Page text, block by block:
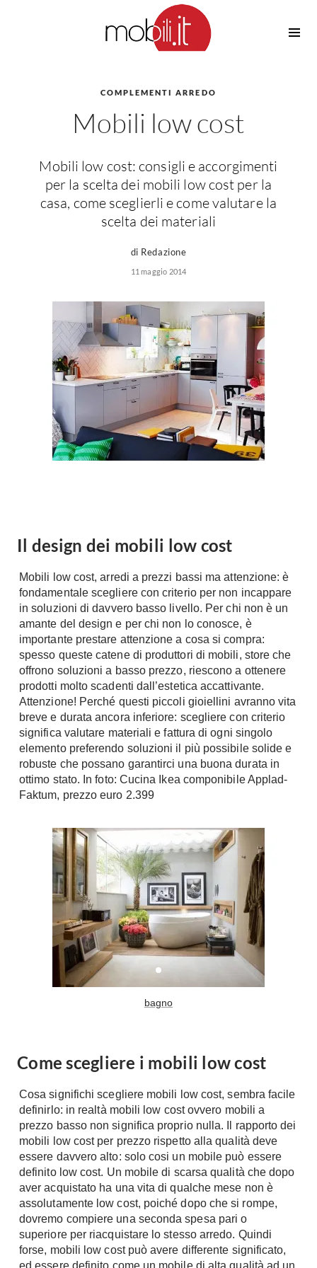
Cucine Design
Cucine Moderne
Cucine Country
Cucine Monoblocco
Consigli Cucine
Attrezzature Interne
Piani cottura
Forni
Cappe
Lavastoviglie
Lavatrici
Asciugatrici
Piccoli
Elettrodomestici
Mobili Soggiorno
Librerie
Vetrine
Pareti Attrezzate
Porta Tv
Contatti
Divani
Divani moderni
Divani classici
Poltrone
Divanoletto
Chaise Longue
Divani Angolo
Divani in Pelle
Complementi
Tavoli
Sedie
Complementi arredo
Notte
Camere Matrimoniali
Letti
Comodino
Camere Classiche
Lenzuola
Piumini
Letti Contenitore
Letti a Scomparsa
Piscine
Irrigazione
Casette in Legno
Ombrelloni
Pergole
Giardinaggio
Lampadari
Applique
Plafoniere
Riscaldamento
Caminetti
Stufe
Stube
Climatizzatori
Climatizzatore
Deumidificatori
Chiller
Pompe di calore
Ecologia
Geotermia
Case in Legno
Case Prefabbricate
Fotovoltaico
Energie Rinnovabili
Bioedilizia
Teleriscaldamento
Cura della casa
Pulizia
Detergenti
Aspirapolvere
Ristrutturazione
Norme
Il Verde
Restauri
Impianti
Hi-Fi
Televisori
Hi-Fi
Home-Theatre
COMPLEMENTI ARREDO
Mobili low cost
Mobili low cost: consigli e accorgimenti
per la scelta dei mobili low cost per la
casa, come sceglierli e come valutare la
scelta dei materiali
di Redazione
11 maggio 2014
Il design dei mobili low cost
Mobili low cost, arredi a prezzi bassi ma attenzione: è
fondamentale scegliere con criterio per non incappare
in soluzioni di davvero basso livello. Per chi non è un
amante del design e per chi non lo conosce, è
importante prestare attenzione a cosa si compra:
spesso queste catene di produttori di mobili, store che
offrono soluzioni a basso prezzo, riescono a ottenere
prodotti molto scadenti dall’estetica accattivante.
Attenzione! Perché questi piccoli gioiellini avranno vita
breve e durata ancora inferiore: scegliere con criterio
significa valutare materiali e fattura di ogni singolo
elemento preferendo soluzioni il più possibile solide e
robuste che possano garantirci una buona durata in
ottimo stato. In foto: Cucina Ikea componibile Applad-
Faktum, prezzo euro 2.399
bagno
Come scegliere i mobili low cost
Cosa significhi scegliere mobili low cost, sembra facile
definirlo: in realtà mobili low cost ovvero mobili a
prezzo basso non significa proprio nulla. Il rapporto dei
mobili low cost per prezzo rispetto alla qualità deve
essere davvero alto: solo cosi un mobile può essere
definito low cost. Un mobile di scarsa qualità che dopo
aver acquistato ha una vita di qualche mese non è
assolutamente low cost, poiché dopo che si rompe,
dovremo compiere una seconda spesa pari o
superiore per riacquistare lo stesso arredo. Quindi
forse, mobili low cost può avere differente significato,
ed essere definito come un mobile di alta qualità ad un